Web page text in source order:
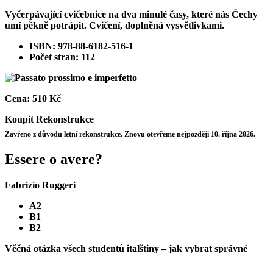
Vyčerpávající cvičebnice na dva minulé časy, které nás Čechy
umí pěkně potrápit. Cvičení, doplněná vysvětlivkami.
ISBN: 978-88-6182-516-1
Počet stran: 112
Cena: 510 Kč
Koupit Rekonstrukce
Zavřeno z důvodu letní rekonstrukce. Znovu otevřeme nejpozději 10. října 2026.
Essere o avere?
Fabrizio Ruggeri
A2
B1
B2
Věčná otázka všech studentů italštiny – jak vybrat správné